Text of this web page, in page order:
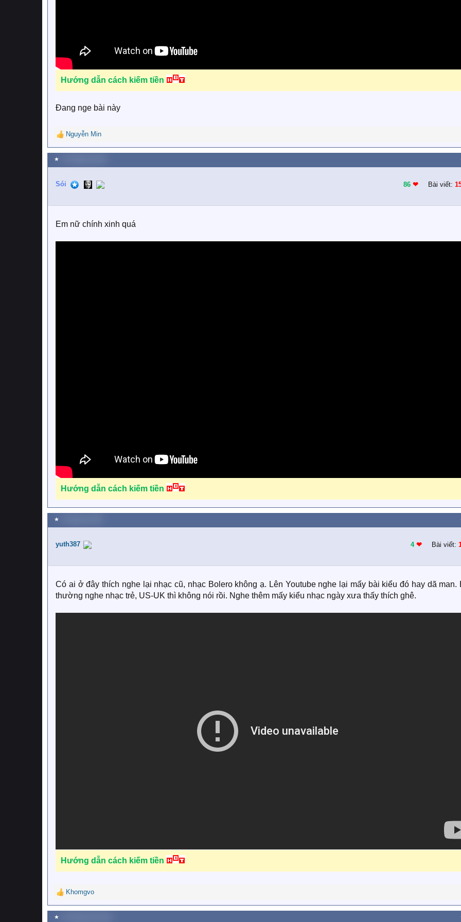
Hướng dẫn cách kiếm tiền
Đang nge bài này
R
e
a
c
i
:
Nguyễn Min
★
Sói 86 ❤︎ Bài viết:
Em nữ chính xinh quá
Hướng dẫn cách kiếm tiền
★
yuth387 4 ❤︎ Bài viết:
Có ai ở đây thích nghe lại nhạc cũ, nhạc Bolero không ạ. Lên Youtube nghe lại mấy bài kiểu đó hay dã man.
thường nghe nhạc trẻ, US-UK thì không nói rồi. Nghe thêm mấy kiểu nhạc ngày xưa thấy thích ghê.
Hướng dẫn cách kiếm tiền
R
e
a
Khomgvo
★